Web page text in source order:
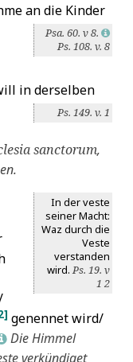
an die Kinder
Psa. 60. v 8. L
Ps. 108. v. 8
in derselben
Ps. 149. v. 1
sanctorum,
In der veste
seiner Macht:
Waz durch die
Veste
verstanden
wird.Ps. 19. v
1 2
genennet wird/
Die Himmel
verkündiget